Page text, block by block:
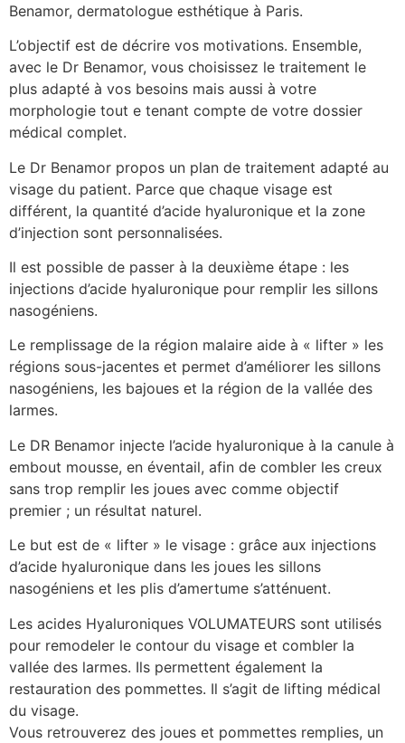
Benamor, dermatologue esthétique à Paris.
L’objectif est de décrire vos motivations. Ensemble,
avec le Dr Benamor, vous choisissez le traitement le
plus adapté à vos besoins mais aussi à votre
morphologie tout e tenant compte de votre dossier
médical complet.
Le Dr Benamor propos un plan de traitement adapté au
visage du patient. Parce que chaque visage est
différent, la quantité d’acide hyaluronique et la zone
d’injection sont personnalisées.
Il est possible de passer à la deuxième étape : les
injections d’acide hyaluronique pour remplir les sillons
nasogéniens.
Le remplissage de la région malaire aide à « lifter » les
régions sous-jacentes et permet d’améliorer les sillons
nasogéniens, les bajoues et la région de la vallée des
larmes.
Le DR Benamor injecte l’acide hyaluronique à la canule à
embout mousse, en éventail, afin de combler les creux
sans trop remplir les joues avec comme objectif
premier ; un résultat naturel.
Le but est de « lifter » le visage : grâce aux injections
d’acide hyaluronique dans les joues les sillons
nasogéniens et les plis d’amertume s’atténuent.
Les acides Hyaluroniques VOLUMATEURS sont utilisés
pour remodeler le contour du visage et combler la
vallée des larmes. Ils permettent également la
restauration des pommettes. Il s’agit de lifting médical
du visage.
Vous retrouverez des joues et pommettes remplies, un